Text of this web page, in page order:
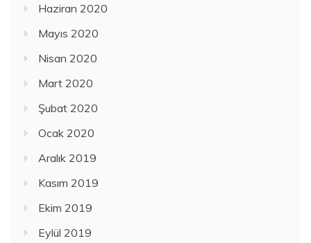
Haziran 2020
Mayıs 2020
Nisan 2020
Mart 2020
Şubat 2020
Ocak 2020
Aralık 2019
Kasım 2019
Ekim 2019
Eylül 2019